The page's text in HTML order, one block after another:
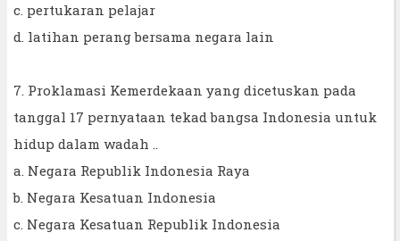
c. pertukaran pelajar
d. latihan perang bersama negara lain
7. Proklamasi Kemerdekaan yang dicetuskan pada
tanggal 17 pernyataan tekad bangsa Indonesia untuk
hidup dalam wadah ..
a. Negara Republik Indonesia Raya
b. Negara Kesatuan Indonesia
c. Negara Kesatuan Republik Indonesia